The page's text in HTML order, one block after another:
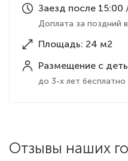
Заезд после
Доплата за поздний
Площадь: 24 м2
Размещение с
до 3-х лет бесплатно
Отзывы наших